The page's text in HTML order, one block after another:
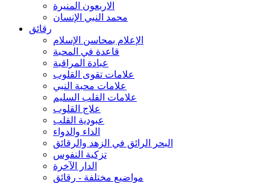
الاربعون المنيرة
محمد النبي الإنسان
رقائق
الإعلام بمحاسن الإسلام
قاعدة في المحبة
عبادة المراقبة
علامات تقوى القلوب
علامات محبة النبي
علامات القلب السليم
علاج القلوب
عبودية القلب
الداء والدواء
البحر الرائق في الزهد والرقائق
تزكية النفوس
الدار الآخرة
مواضيع مختلفة - رقائق